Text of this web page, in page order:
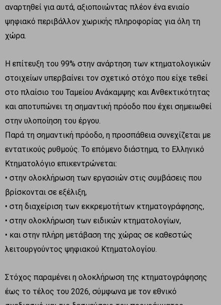
αναρτηθεί για αυτά, αξιοποιώντας πλέον ένα ενιαίο
ψηφιακό περιβάλλον χωρικής πληροφορίας για όλη τη
χώρα.
Η επίτευξη του 99% στην ανάρτηση των κτηματολογικών
στοιχείων υπερβαίνει τον σχετικό στόχο που είχε τεθεί
στο πλαίσιο του Ταμείου Ανάκαμψης και Ανθεκτικότητας
και αποτυπώνει τη σημαντική πρόοδο που έχει σημειωθεί
στην υλοποίηση του έργου.
Παρά τη σημαντική πρόοδο, η προσπάθεια συνεχίζεται με
εντατικούς ρυθμούς. Το επόμενο διάστημα, το Ελληνικό
Κτηματολόγιο επικεντρώνεται:
• στην ολοκλήρωση των εργασιών στις συμβάσεις που
βρίσκονται σε εξέλιξη,
• στη διαχείριση των εκκρεμοτήτων κτηματογράφησης,
• στην ολοκλήρωση των ειδικών κτηματολογίων,
• και στην πλήρη μετάβαση της χώρας σε καθεστώς
λειτουργούντος ψηφιακού Κτηματολογίου.
Στόχος παραμένει η ολοκλήρωση της κτηματογράφησης
έως το τέλος του 2026, σύμφωνα με τον εθνικό